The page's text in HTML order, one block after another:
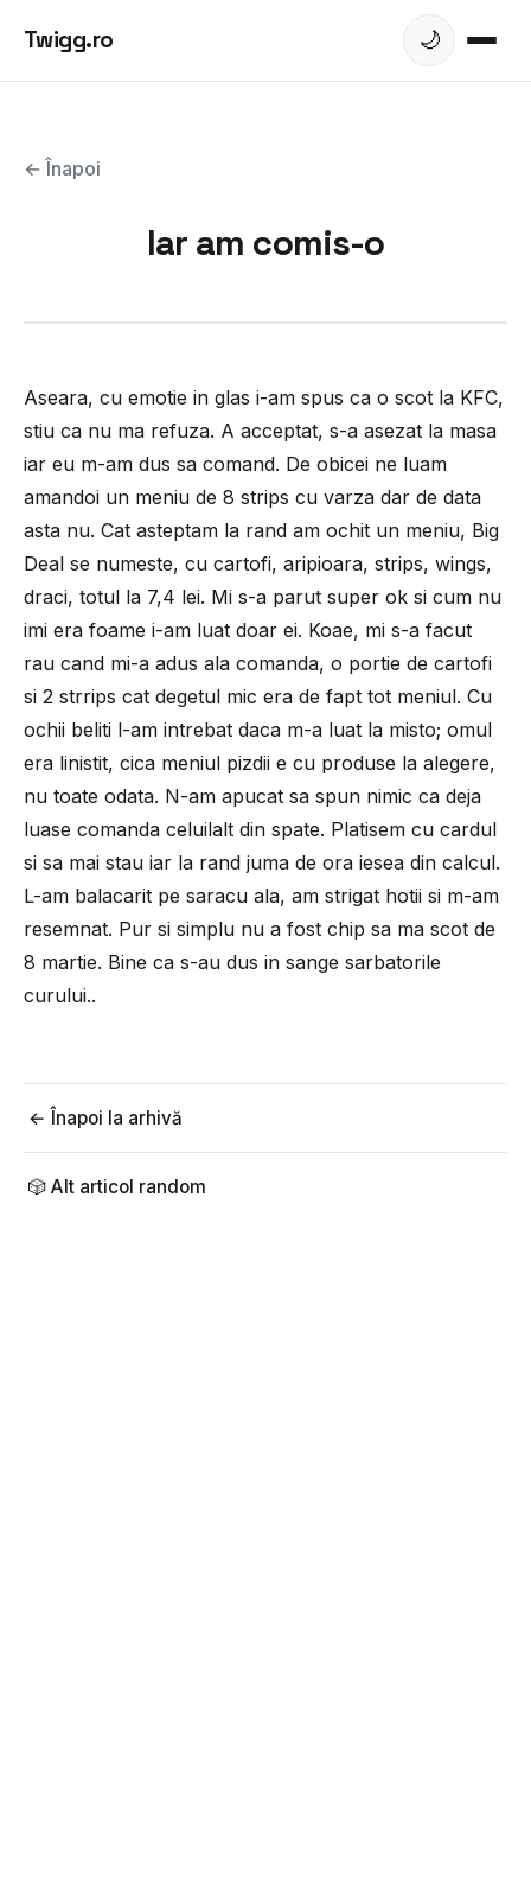
Twigg.ro 🌙
← Înapoi
Iar am comis-o
Aseara, cu emotie in glas i-am spus ca o scot la KFC,
stiu ca nu ma refuza. A acceptat, s-a asezat la masa
iar eu m-am dus sa comand. De obicei ne luam
amandoi un meniu de 8 strips cu varza dar de data
asta nu. Cat asteptam la rand am ochit un meniu, Big
Deal se numeste, cu cartofi, aripioara, strips, wings,
draci, totul la 7,4 lei. Mi s-a parut super ok si cum nu
imi era foame i-am luat doar ei. Koae, mi s-a facut
rau cand mi-a adus ala comanda, o portie de cartofi
si 2 strrips cat degetul mic era de fapt tot meniul. Cu
ochii beliti l-am intrebat daca m-a luat la misto; omul
era linistit, cica meniul pizdii e cu produse la alegere,
nu toate odata. N-am apucat sa spun nimic ca deja
luase comanda celuilalt din spate. Platisem cu cardul
si sa mai stau iar la rand juma de ora iesea din calcul.
L-am balacarit pe saracu ala, am strigat hotii si m-am
resemnat. Pur si simplu nu a fost chip sa ma scot de
8 martie. Bine ca s-au dus in sange sarbatorile
curului..
← Înapoi la arhivă
🎲 Alt articol random